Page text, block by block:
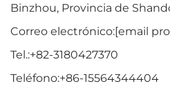
Binzhou, Provincia de
Correo electrónico:[email
Tel.:+82-3180427370
Teléfono:+86-15564344404